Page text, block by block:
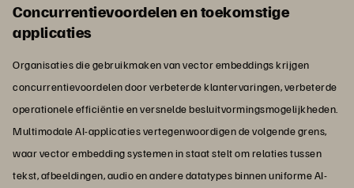
Concurrentievoordelen en toekomstige
applicaties
Organisaties die gebruikmaken van vector embeddings krijgen
concurrentievoordelen door verbeterde klantervaringen, verbeterde
operationele efficiëntie en versnelde besluitvormingsmogelijkheden.
Multimodale AI-applicaties vertegenwoordigen de volgende grens,
waar vector embedding systemen in staat stelt om relaties tussen
tekst, afbeeldingen, audio en andere datatypes binnen uniforme AI-